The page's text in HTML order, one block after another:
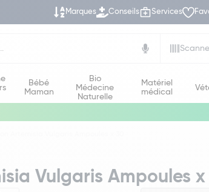
Marques Conseils Services
Bébé
Maman
Bio
Médecine
Naturelle
Matériel
médical
Vulgaris Ampoules x